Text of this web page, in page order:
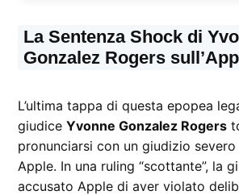
La Sentenza Shock di
Gonzalez Rogers
L’ultima tappa di questa epopea
giudiceYvonne Gonzalez Rogers
pronunciarsi con un giudizio
Apple. In una ruling “scottante”, la
accusato Apple di aver violato